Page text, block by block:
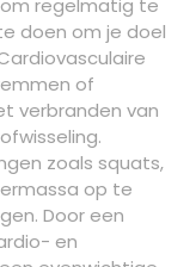
om regelmatig te
doen om je doel
of
verbranden van
zoals squats,
op te
Door een
en